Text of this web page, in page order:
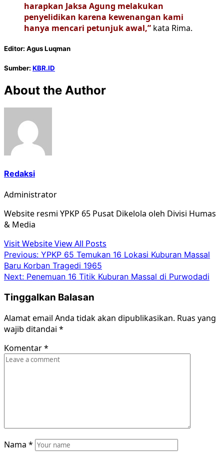
harapkan Jaksa Agung melakukan
penyelidikan karena kewenangan kami
hanya mencari petunjuk awal,” kata Rima.
Editor: Agus Luqman
Sumber: KBR.ID
About the Author
Redaksi
Administrator
Website resmi YPKP 65 Pusat Dikelola oleh Divisi Humas
& Media
Visit WebsiteView All Posts
Post
navigation
Previous: YPKP 65 Temukan 16 Lokasi Kuburan Massal
Baru Korban Tragedi 1965
Next: Penemuan 16 Titik Kuburan Massal di Purwodadi
Tinggalkan Balasan
Alamat email Anda tidak akan dipublikasikan. Ruas yang
wajib ditandai *
Komentar*
Nama *